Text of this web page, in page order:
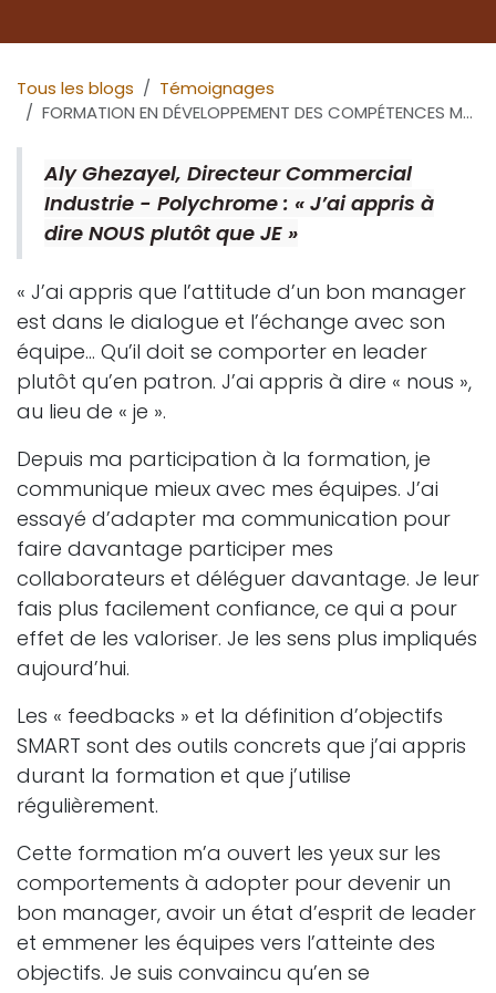
Tous les blogs
Témoignages
FORMATION EN DÉVELOPPEMENT DES COMPÉTENCES MANAGÉRIALES : PAROLES DE PARTICIPANTS
Aly Ghezayel, Directeur Commercial
Industrie - Polychrome : « J’ai appris à
dire NOUS plutôt que JE »
« J’ai appris que l’attitude d’un bon manager
est dans le dialogue et l’échange avec son
équipe… Qu’il doit se comporter en leader
plutôt qu’en patron. J’ai appris à dire « nous »,
au lieu de « je ».
Depuis ma participation à la formation, je
communique mieux avec mes équipes. J’ai
essayé d’adapter ma communication pour
faire davantage participer mes
collaborateurs et déléguer davantage. Je leur
fais plus facilement confiance, ce qui a pour
effet de les valoriser. Je les sens plus impliqués
aujourd’hui.
Les « feedbacks » et la définition d’objectifs
SMART sont des outils concrets que j’ai appris
durant la formation et que j’utilise
régulièrement.
Cette formation m’a ouvert les yeux sur les
comportements à adopter pour devenir un
bon manager, avoir un état d’esprit de leader
et emmener les équipes vers l’atteinte des
objectifs. Je suis convaincu qu’en se